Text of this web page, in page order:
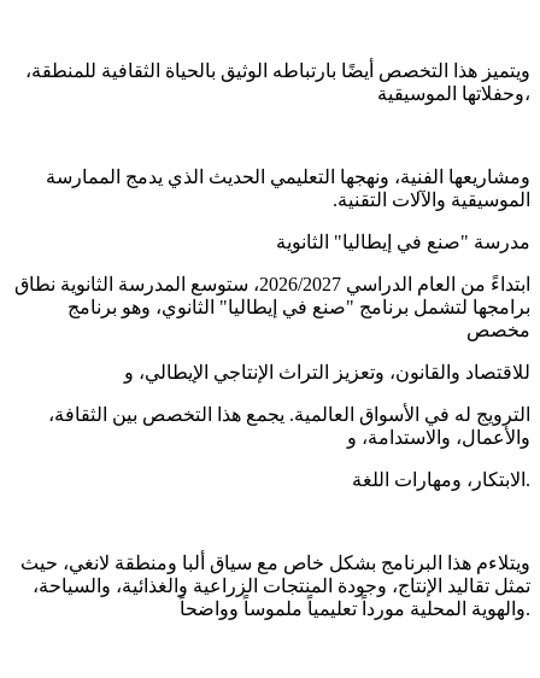
ويتميز هذا التخصص أيضًا بارتباطه الوثيق بالحياة الثقافية للمنطقة،
وحفلاتها الموسيقية،
ومشاريعها الفنية، ونهجها التعليمي الحديث الذي يدمج الممارسة
الموسيقية والآلات التقنية.
مدرسة "صنع في إيطاليا" الثانوية
ابتداءً من العام الدراسي 2026/2027، ستوسع المدرسة الثانوية نطاق
برامجها لتشمل برنامج "صنع في إيطاليا" الثانوي، وهو برنامج
مخصص
للاقتصاد والقانون، وتعزيز التراث الإنتاجي الإيطالي، و
الترويج له في الأسواق العالمية. يجمع هذا التخصص بين الثقافة،
والأعمال، والاستدامة، و
الابتكار، ومهارات اللغة.
ويتلاءم هذا البرنامج بشكل خاص مع سياق ألبا ومنطقة لانغي، حيث
تمثل تقاليد الإنتاج، وجودة المنتجات الزراعية والغذائية، والسياحة،
والهوية المحلية مورداً تعليمياً ملموساً وواضحاً.